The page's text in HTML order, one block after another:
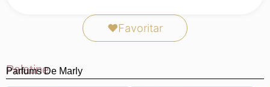
❤Favoritar
Palatine
Parfums De Marly